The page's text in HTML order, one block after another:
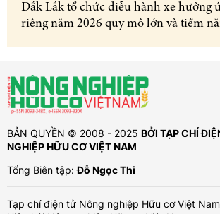
Đắk Lắk tổ chức diễu hành xe hưởng
riêng năm 2026 quy mô lớn và tiềm
BẢN QUYỀN © 2008 - 2025 BỞI TẠP CHÍ
NGHIỆP HỮU CƠ VIỆT NAM
Tổng Biên tập:Đỗ Ngọc Thi
Tạp chí điện tử Nông nghiệp Hữu cơ Việt